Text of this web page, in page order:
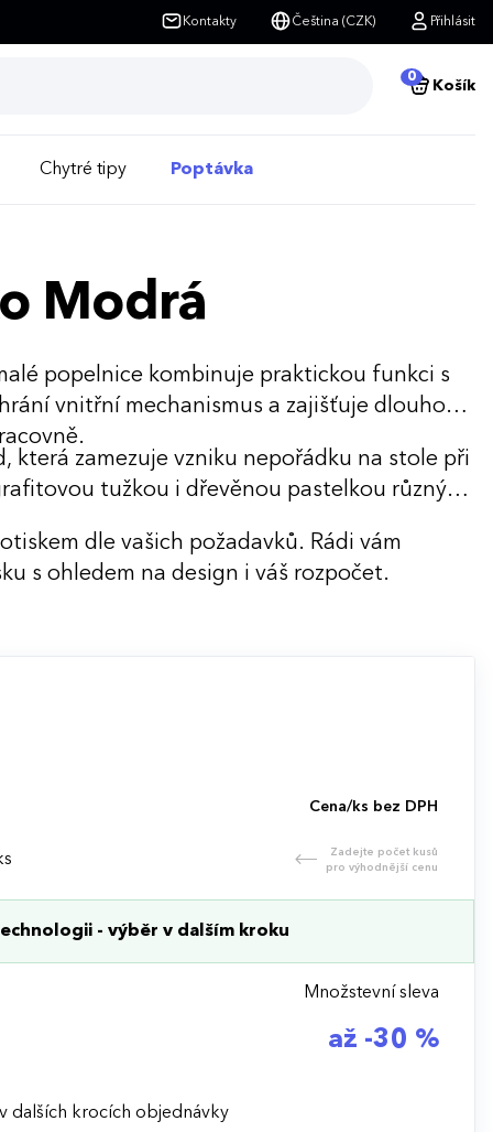
Kontakty Čeština (CZK) Přihlásit
0
Košík
Chytré tipy Poptávka
Modrá
popelnice kombinuje praktickou funkci s
vnitřní mechanismus a zajišťuje dlouhou
zamezuje vzniku nepořádku na stole při
tužkou i dřevěnou pastelkou různých
dle vašich požadavků. Rádi vám
s ohledem na design i váš rozpočet.
Cena/ks bez DPH
Zadejte počet kusů
pro výhodnější cenu
- výběr v dalším kroku
Množstevní sleva
až -30 %
dalších krocích objednávky